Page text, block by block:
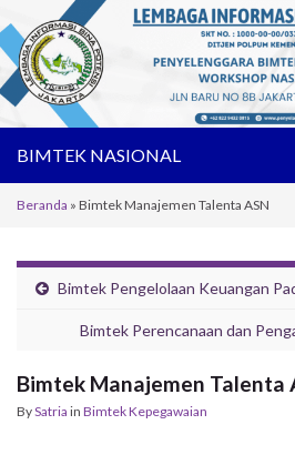
BIMTEK NASIONAL
Beranda » Bimtek Manajemen Talenta ASN
Bimtek Pengelolaan Keuangan
Bimtek Perencanaan dan
Bimtek Manajemen Talenta
BySatria in Bimtek Kepegawaian